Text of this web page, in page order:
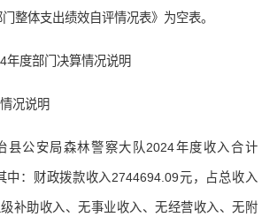
整体支出绩效自评情况表》为空表。
年度部门决算情况说明
况说明
县公安局森林警察大队2024年度收入合计
中：财政拨款收入2744694.09元，占总收入
补助收入、无事业收入、无经营收入、无附